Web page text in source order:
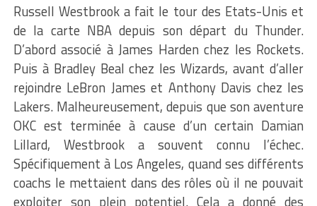
Russell Westbrook a fait le tour des Etats-Unis et
de la carte NBA depuis son départ du Thunder.
D’abord associé à James Harden chez les Rockets.
Puis à Bradley Beal chez les Wizards, avant d’aller
rejoindre LeBron James et Anthony Davis chez les
Lakers. Malheureusement, depuis que son aventure
OKC est terminée à cause d’un certain Damian
Lillard, Westbrook a souvent connu l’échec.
Spécifiquement à Los Angeles, quand ses différents
coachs le mettaient dans des rôles où il ne pouvait
exploiter son plein potentiel. Cela a donné des